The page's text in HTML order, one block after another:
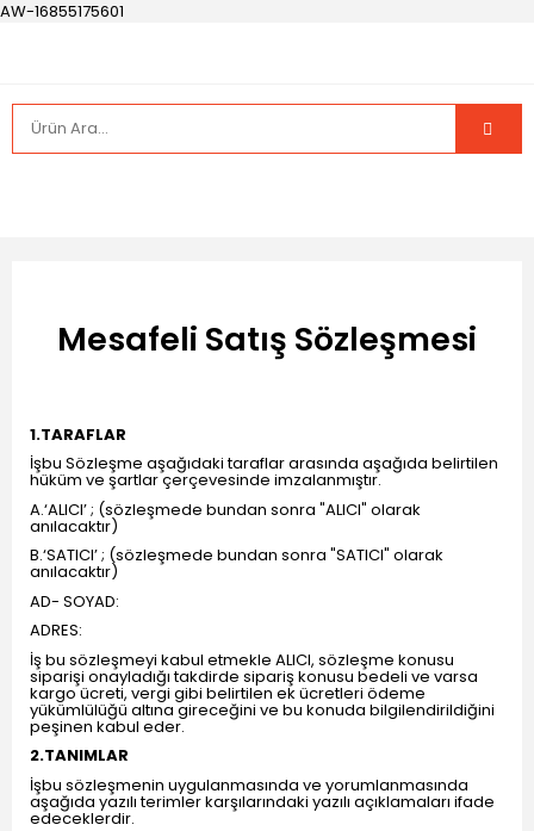
AW-16855175601
Mesafeli Satış Sözleşmesi
1.TARAFLAR
İşbu Sözleşme aşağıdaki taraflar arasında aşağıda belirtilen
hüküm ve şartlar çerçevesinde imzalanmıştır.
A.‘ALICI’ ; (sözleşmede bundan sonra "ALICI" olarak
anılacaktır)
B.‘SATICI’ ; (sözleşmede bundan sonra "SATICI" olarak
anılacaktır)
AD- SOYAD:
ADRES:
İş bu sözleşmeyi kabul etmekle ALICI, sözleşme konusu
siparişi onayladığı takdirde sipariş konusu bedeli ve varsa
kargo ücreti, vergi gibi belirtilen ek ücretleri ödeme
yükümlülüğü altına gireceğini ve bu konuda bilgilendirildiğini
peşinen kabul eder.
2.TANIMLAR
İşbu sözleşmenin uygulanmasında ve yorumlanmasında
aşağıda yazılı terimler karşılarındaki yazılı açıklamaları ifade
edeceklerdir.